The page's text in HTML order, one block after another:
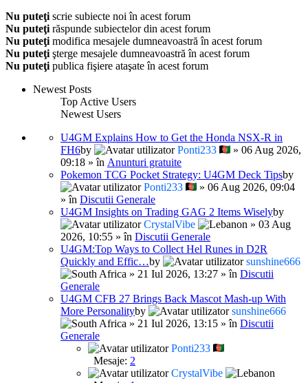
Nu puteţiscrie subiecte noi în acest forum
Nu puteţirăspunde subiectelor din acest forum
Nu puteţimodifica mesajele dumneavoastră în acest forum
Nu puteţişterge mesajele dumneavoastră în acest forum
Nu puteţipublica fişiere ataşate în acest forum
Newest Posts
Top Active Users
Newest Users
U4GM Explains How to Get the Honda NSX-R in
FH6by Ponti233
» 06 Aug 2026,
09:18 » în Anunturi gratuite
Pokemon TCG Pocket Strategy: U4GM Deck Tipsby
Ponti233
» 06 Aug 2026, 09:04
» în Discutii Generale
U4GM Insights on Trading GAG 2 Items Wiselyby
CrystalVibe
» 03 Aug
2026, 10:55 » în Discutii Generale
U4GM:Top Ways to Collect Hel Runes in D2R
Quickly and Effic…by
sunshine666
» 21 Iul 2026, 13:27 » în Discutii
Generale
U4GM CFB 27 Brings Back Mascot Mash-up With
More Personalityby
sunshine666
» 21 Iul 2026, 13:15 » în Discutii
Generale
Ponti233
Mesaje: 2
CrystalVibe